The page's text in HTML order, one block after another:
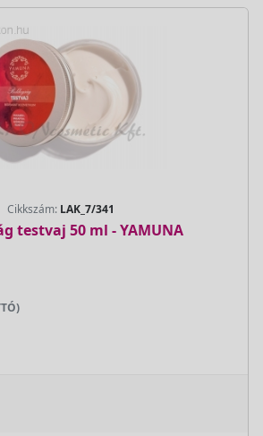
Cikkszám: LAK_7/341
testvaj 50 ml - YAMUNA